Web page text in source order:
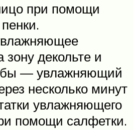
при помощи
зону декольте и
— увлажняющий
несколько минут
увлажняющего
помощи салфетки.